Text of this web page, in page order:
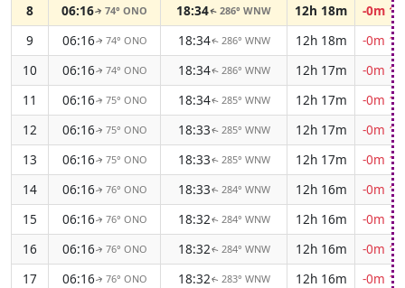
8
06:16↑ 74° ONO 18:34↑ 286° WNW 12h 18m
-0m
9
06:16↑ 74° ONO 18:34↑ 286° WNW 12h 18m
-0m
10
06:16↑ 74° ONO 18:34↑ 286° WNW 12h 17m
-0m
11
06:16↑ 75° ONO 18:34↑ 285° WNW 12h 17m
-0m
12
06:16↑ 75° ONO 18:33↑ 285° WNW 12h 17m
-0m
13
06:16↑ 75° ONO 18:33↑ 285° WNW 12h 17m
-0m
14
06:16↑ 76° ONO 18:33↑ 284° WNW 12h 16m
-0m
15
06:16↑ 76° ONO 18:32↑ 284° WNW 12h 16m
-0m
16
06:16↑ 76° ONO 18:32↑ 284° WNW 12h 16m
-0m
17
06:16↑ 76° ONO 18:32↑ 283° WNW 12h 16m
-0m